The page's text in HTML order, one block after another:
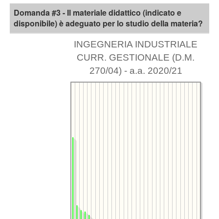
Domanda #3 - Il materiale didattico (indicato e
disponibile) è adeguato per lo studio della materia?
INGEGNERIA INDUSTRIALE
CURR. GESTIONALE (D.M.
270/04) - a.a. 2020/21